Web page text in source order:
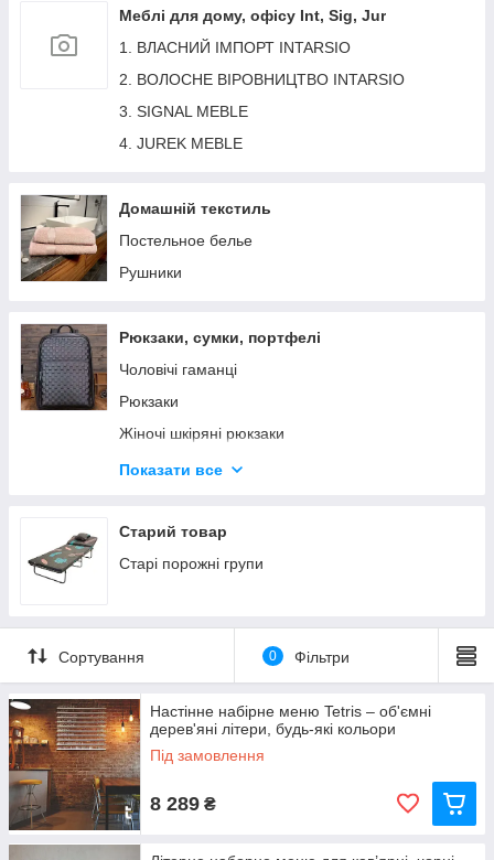
Обідні стільці
Меблі для дому, офісу Int, Sig, Jur
1. ВЛАСНИЙ ІМПОРТ INTARSIO
2. ВОЛОСНЕ ВІРОВНИЦТВО INTARSIO
3. SIGNAL MEBLE
4. JUREK MEBLE
Домашній текстиль
Постельное белье
Рушники
Рюкзаки, сумки, портфелі
Чоловічі гаманці
Рюкзаки
Жіночі шкіряні рюкзаки
Месенджери, барсетки
Слинги
Портфелі для ноутбуків і документів
Жіночі ремені
Ключниці
Дитячі столики та стільчики
Показати все
Старий товар
Старі порожні групи
Сортування 0 Фільтри
Настінне набірне меню Tetris – об'ємні
дерев'яні літери, будь-які кольори
Під замовлення
8 289 ₴